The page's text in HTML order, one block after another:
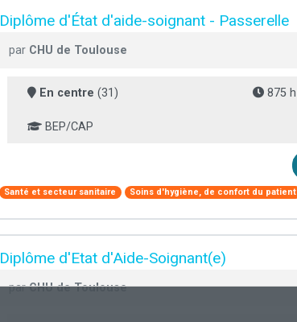
Diplôme d'État d'aide-soignant - Passerelle
par CHU de Toulouse
En centre (31) 875 h
BEP/CAP
Santé et secteur sanitaire Soins d'hygiène, de confort du patient
Diplôme d'Etat d'Aide-Soignant(e)
parCHU de Toulouse